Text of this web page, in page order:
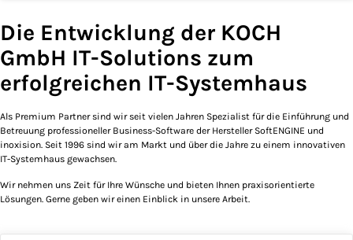
Die Entwicklung der KOCH
GmbH IT-Solutions zum
erfolgreichen IT-Systemhaus
Als Premium Partner sind wir seit vielen Jahren Spezialist für die Einführung und
Betreuung professioneller Business-Software der Hersteller SoftENGINE und
inoxision. Seit 1996 sind wir am Markt und über die Jahre zu einem innovativen
IT-Systemhaus gewachsen.
Wir nehmen uns Zeit für Ihre Wünsche und bieten Ihnen praxisorientierte
Lösungen. Gerne geben wir einen Einblick in unsere Arbeit.